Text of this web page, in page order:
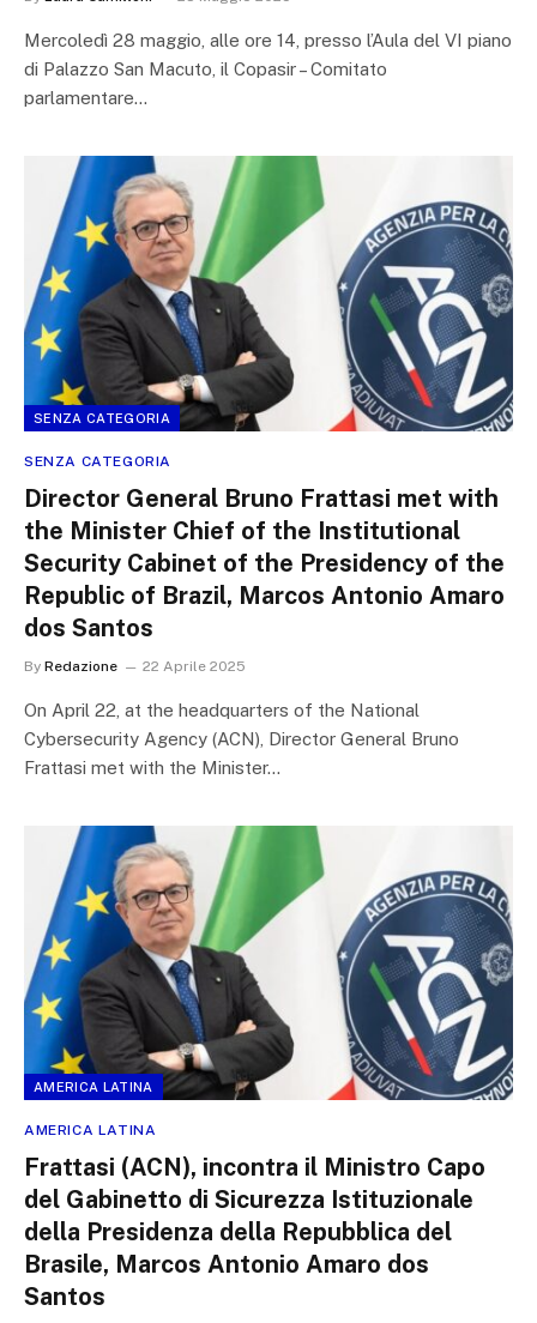
Mercoledì 28 maggio, alle ore 14, presso l’Aula del VI piano
di Palazzo San Macuto, il Copasir – Comitato
parlamentare…
SENZA CATEGORIA
SENZA CATEGORIA
Director General Bruno Frattasi met with
the Minister Chief of the Institutional
Security Cabinet of the Presidency of the
Republic of Brazil, Marcos Antonio Amaro
dos Santos
By Redazione 22 Aprile 2025
On April 22, at the headquarters of the National
Cybersecurity Agency (ACN), Director General Bruno
Frattasi met with the Minister…
AMERICA LATINA
AMERICA LATINA
Frattasi (ACN), incontra il Ministro Capo
del Gabinetto di Sicurezza Istituzionale
della Presidenza della Repubblica del
Brasile, Marcos Antonio Amaro dos
Santos